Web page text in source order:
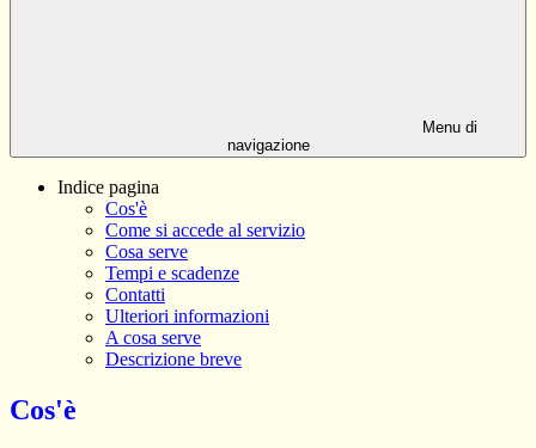
Menu di
navigazione
Indice pagina
Cos'è
Come si accede al servizio
Cosa serve
Tempi e scadenze
Contatti
Ulteriori informazioni
A cosa serve
Descrizione breve
Cos'è